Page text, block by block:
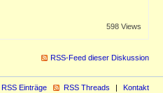
598 Views
RSS-Feed dieser Diskussion
RSS Einträge RSS Threads Kontakt